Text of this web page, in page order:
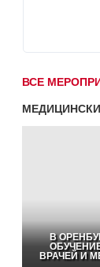
ВСЕ
В
ВРАЧЕЙ И